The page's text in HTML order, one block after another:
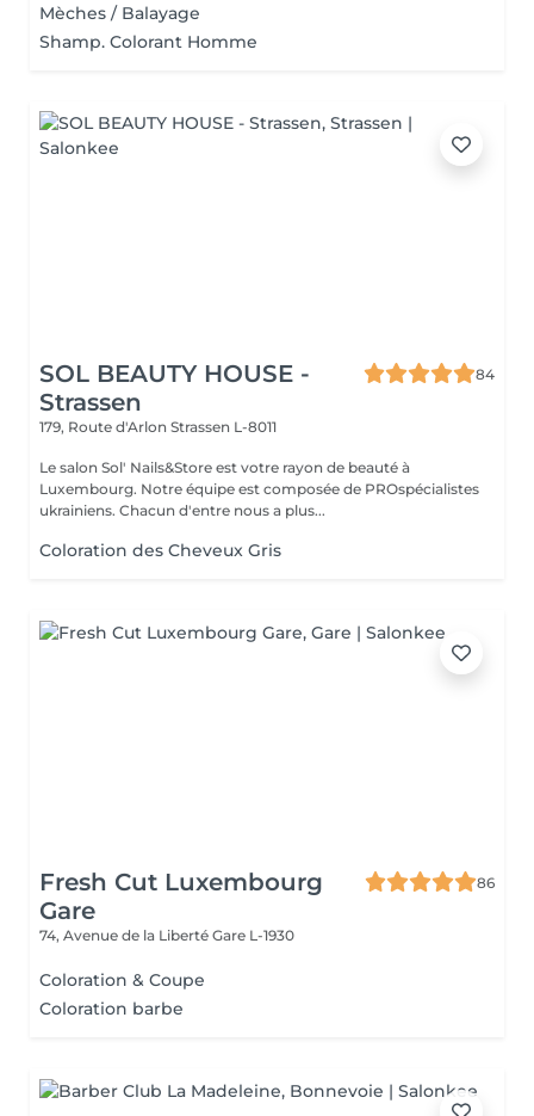
Mèches / Balayage
Shamp. Colorant Homme
SOL BEAUTY HOUSE -
Strassen
84
179, Route d'Arlon Strassen L-8011
Le salon Sol' Nails&Store est votre rayon de beauté à
Luxembourg. Notre équipe est composée de PROspécialistes
ukrainiens. Chacun d'entre nous a plus...
Coloration des Cheveux Gris
Fresh Cut Luxembourg
Gare
86
74, Avenue de la Liberté Gare L-1930
Coloration & Coupe
Coloration barbe